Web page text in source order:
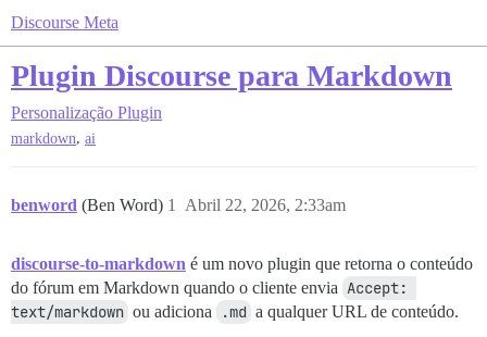
Discourse Meta
Plugin Discourse para Markdown
Personalização Plugin
markdown, ai
benword (Ben Word) Abril 22, 2026, 2:33am
1
discourse-to-markdown é um novo plugin que retorna o conteúdo
do fórum em Markdown quando o cliente envia Accept:
text/markdown ou adiciona .md a qualquer URL de conteúdo.